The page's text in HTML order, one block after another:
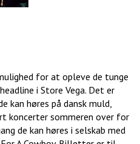
for at opleve de tunge
i Store Vega. Det er
kan høres på dansk muld,
koncerter sommeren over for
de kan høres i selskab med